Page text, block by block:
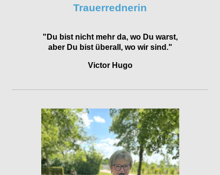
Trauerrednerin
"Du bist nicht mehr da, wo Du warst,
aber Du bist überall, wo wir sind."
Victor Hugo